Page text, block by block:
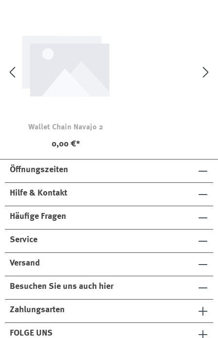
Wallet Chain Navajo 2
0,00 €*
Öffnungszeiten
Hilfe & Kontakt
Häufige Fragen
Service
Versand
Besuchen Sie uns auch hier
Zahlungsarten
FOLGE UNS